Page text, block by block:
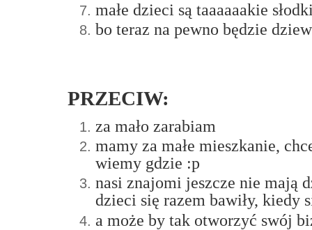
małe dzieci są taaaaaakie
bo teraz na pewno będzie
PRZECIW:
za mało zarabiam
mamy za małe mieszkanie,
wiemy gdzie :p
nasi znajomi jeszcze nie mają
dzieci się razem bawiły, kiedy
a może by tak otworzyć swój